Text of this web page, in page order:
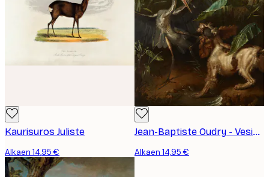
Kaurisuros Juliste
Alkaen 14,95 €
Jean-Baptiste Oudry - Vesikoira Kohtaa Haikaran Juliste
Alkaen 14,95 €